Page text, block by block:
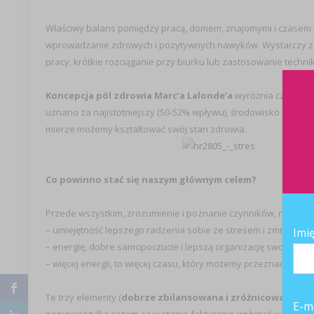
Właściwy balans pomiędzy pracą, domem, znajomymi i
wprowadzanie zdrowych i pozytywnych nawyków. Wystarczy
pracy, krótkie rozciąganie przy biurku lub zastosowanie
Koncepcja pól zdrowia Marc’a Lalonde’a wyróżnia cztery
uznano za najistotniejszy (50-52% wpływu), środowisko (20%),
mierze możemy kształtować swój stan zdrowia.
Co powinno stać się naszym głównym celem?
Przede wszystkim, zrozumienie i poznanie czynników, na które
– umiejętność lepszego radzenia sobie ze stresem i
– energię, dobre samopoczucie i lepszą organizację swojego
– więcej energii, to więcej czasu, który możemy przeznaczyć
Te trzy elementy (dobrze zbilansowana i zróżnicowana
E-